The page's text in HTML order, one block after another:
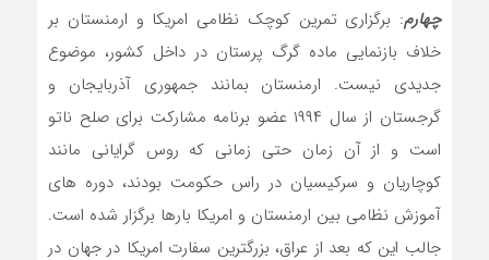
چهارم: برگزاری تمرین کوچک نظامی امریکا و ارمنستان بر
خلاف بازنمایی ماده گرگ پرستان در داخل کشور، موضوع
جدیدی نیست. ارمنستان بمانند جمهوری آذربایجان و
گرجستان از سال ۱۹۹۴ عضو برنامه مشارکت برای صلح ناتو
است و از آن زمان حتی زمانی که روس گرایانی مانند
کوچاریان و سرکیسیان در راس حکومت بودند، دوره های
آموزش نظامی بین ارمنستان و امریکا بارها برگزار شده است.
جالب این که بعد از عراق، بزرگترین سفارت امریکا در جهان در